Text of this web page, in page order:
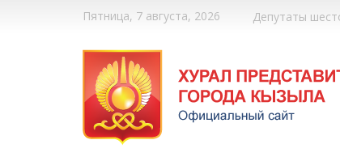
Пятница, 7 августа, 2026 Депутаты